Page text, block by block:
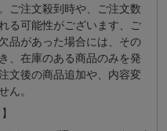
ご注文殺到時や、ご注文数
る可能性がございます、ご
品があった場合には、その
、在庫のある商品のみを発
文後の商品追加や、内容変
ん。